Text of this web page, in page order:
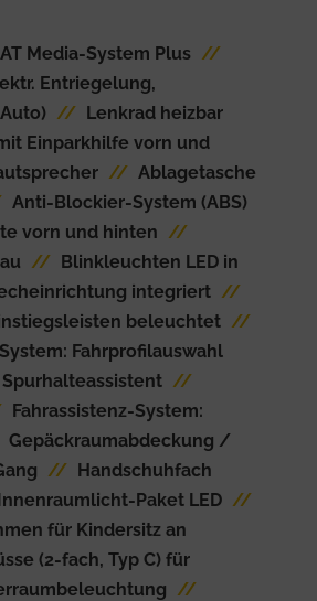
Media-System Plus //
Entriegelung,
// Lenkrad heizbar
Einparkhilfe vorn und
// Ablagetasche
Anti-Blockier-System (ABS)
vorn und hinten //
// Blinkleuchten LED in
integriert //
beleuchtet //
Fahrprofilauswahl
Spurhalteassistent //
Fahrassistenz-System:
Gepäckraumabdeckung /
// Handschuhfach
Paket LED //
für Kindersitz an
(2-fach, Typ C) für
//